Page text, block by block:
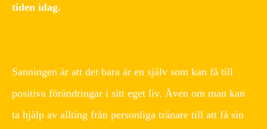
tiden idag.
Sanningen är att det bara är en själv som kan få till
positiva förändringar i sitt eget liv. Även om man kan
ta hjälp av allting från personliga tränare till att få sin